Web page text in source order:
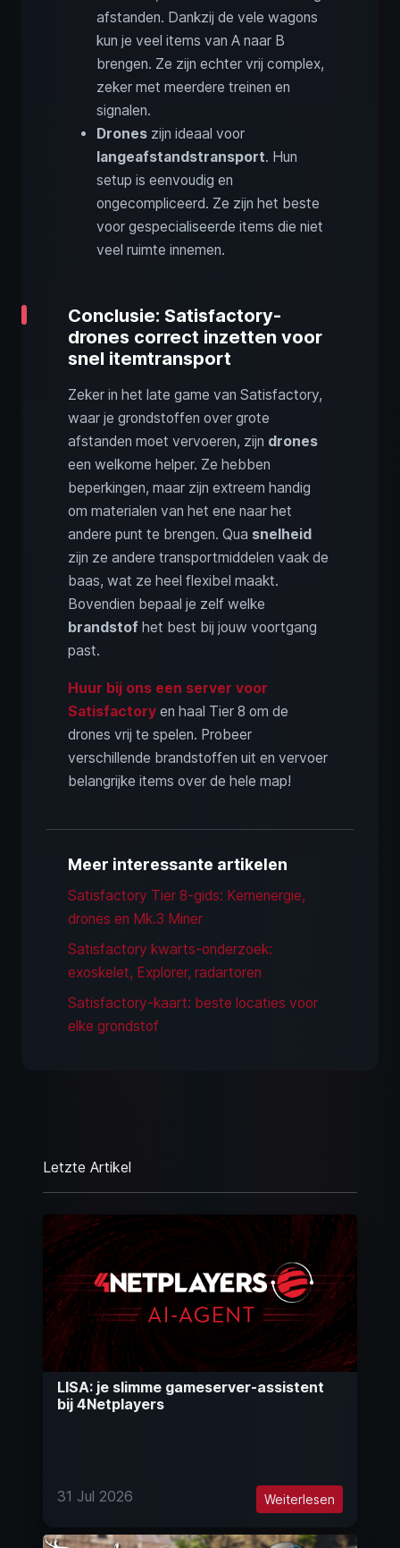
afstanden. Dankzij de vele wagons
kun je veel items van A naar B
brengen. Ze zijn echter vrij complex,
zeker met meerdere treinen en
signalen.
Drones zijn ideaal voor
langeafstands­transport. Hun
setup is eenvoudig en
ongecompliceerd. Ze zijn het beste
voor gespecialiseerde items die niet
veel ruimte innemen.
Conclusie: Satisfactory-
drones correct inzetten voor
snel itemtransport
Zeker in het late game van Satisfactory,
waar je grondstoffen over grote
afstanden moet vervoeren, zijn drones
een welkome helper. Ze hebben
beperkingen, maar zijn extreem handig
om materialen van het ene naar het
andere punt te brengen. Qua snelheid
zijn ze andere transportmiddelen vaak de
baas, wat ze heel flexibel maakt.
Bovendien bepaal je zelf welke
brandstof het best bij jouw voortgang
past.
Huur bij ons een server voor
Satisfactory en haal Tier 8 om de
drones vrij te spelen. Probeer
verschillende brandstoffen uit en vervoer
belangrijke items over de hele map!
Meer interessante artikelen
Satisfactory Tier 8-gids: Kernenergie,
drones en Mk.3 Miner
Satisfactory kwarts-onderzoek:
exoskelet, Explorer, radartoren
Satisfactory-kaart: beste locaties voor
elke grondstof
Letzte Artikel
LISA: je slimme gameserver-assistent
bij 4Netplayers
31 Jul 2026 Weiterlesen